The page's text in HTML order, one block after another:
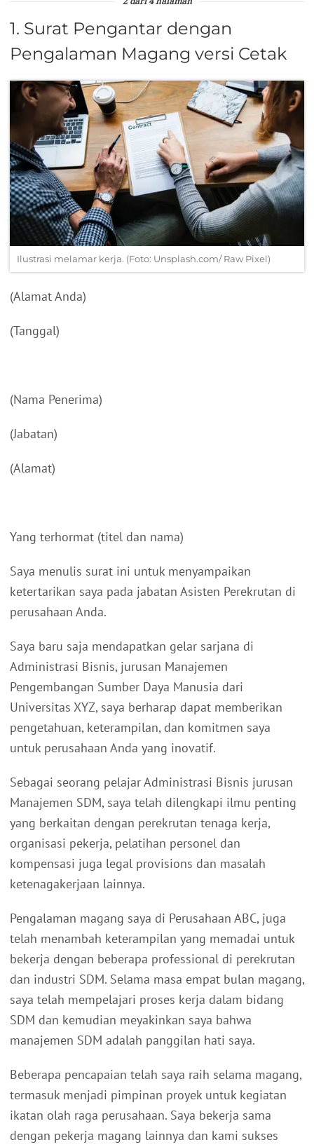
2 dari 4 halaman
1. Surat Pengantar dengan
Pengalaman Magang versi Cetak
Ilustrasi melamar kerja. (Foto: Unsplash.com/ Raw Pixel)
(Alamat Anda)
(Tanggal)
(Nama Penerima)
(Jabatan)
(Alamat)
Yang terhormat (titel dan nama)
Saya menulis surat ini untuk menyampaikan
ketertarikan saya pada jabatan Asisten Perekrutan di
perusahaan Anda.
Saya baru saja mendapatkan gelar sarjana di
Administrasi Bisnis, jurusan Manajemen
Pengembangan Sumber Daya Manusia dari
Universitas XYZ, saya berharap dapat memberikan
pengetahuan, keterampilan, dan komitmen saya
untuk perusahaan Anda yang inovatif.
Sebagai seorang pelajar Administrasi Bisnis jurusan
Manajemen SDM, saya telah dilengkapi ilmu penting
yang berkaitan dengan perekrutan tenaga kerja,
organisasi pekerja, pelatihan personel dan
kompensasi juga legal provisions dan masalah
ketenagakerjaan lainnya.
Pengalaman magang saya di Perusahaan ABC, juga
telah menambah keterampilan yang memadai untuk
bekerja dengan beberapa professional di perekrutan
dan industri SDM. Selama masa empat bulan magang,
saya telah mempelajari proses kerja dalam bidang
SDM dan kemudian meyakinkan saya bahwa
manajemen SDM adalah panggilan hati saya.
Beberapa pencapaian telah saya raih selama magang,
termasuk menjadi pimpinan proyek untuk kegiatan
ikatan olah raga perusahaan. Saya bekerja sama
dengan pekerja magang lainnya dan kami sukses